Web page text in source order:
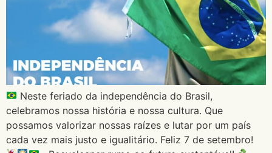
Neste feriado da independência do Brasil,
celebramos nossa história e nossa cultura. Que
possamos valorizar nossas raízes e lutar por um país
cada vez mais justo e igualitário. Feliz 7 de setembro!